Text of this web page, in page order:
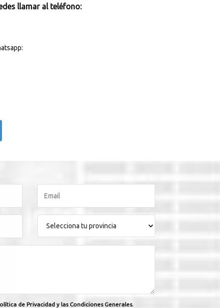
llamar al teléfono:
de Privacidad y las Condiciones Generales.